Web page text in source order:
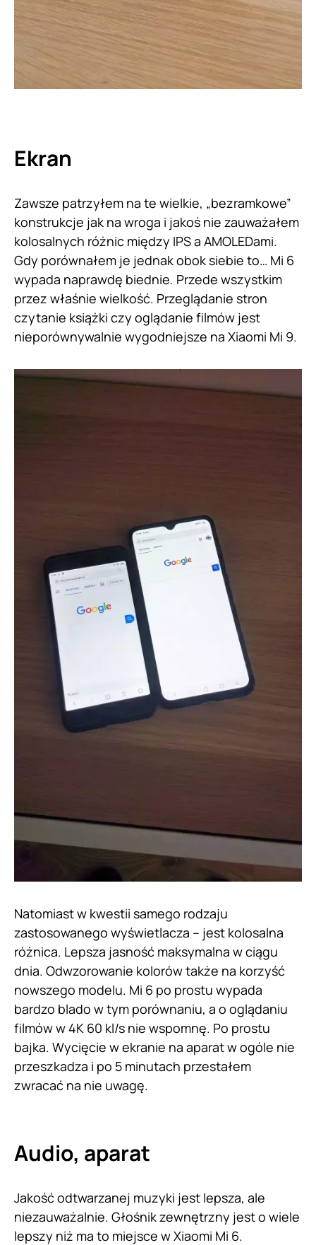
Ekran
Zawsze patrzyłem na te wielkie, „bezramkowe”
konstrukcje jak na wroga i jakoś nie zauważałem
kolosalnych różnic między IPS a AMOLEDami.
Gdy porównałem je jednak obok siebie to… Mi 6
wypada naprawdę biednie. Przede wszystkim
przez właśnie wielkość. Przeglądanie stron
czytanie książki czy oglądanie filmów jest
nieporównywalnie wygodniejsze na Xiaomi Mi 9.
Natomiast w kwestii samego rodzaju
zastosowanego wyświetlacza – jest kolosalna
różnica. Lepsza jasność maksymalna w ciągu
dnia. Odwzorowanie kolorów także na korzyść
nowszego modelu. Mi 6 po prostu wypada
bardzo blado w tym porównaniu, a o oglądaniu
filmów w 4K 60 kl/s nie wspomnę. Po prostu
bajka. Wycięcie w ekranie na aparat w ogóle nie
przeszkadza i po 5 minutach przestałem
zwracać na nie uwagę.
Audio, aparat
Jakość odtwarzanej muzyki jest lepsza, ale
niezauważalnie. Głośnik zewnętrzny jest o wiele
lepszy niż ma to miejsce w Xiaomi Mi 6.